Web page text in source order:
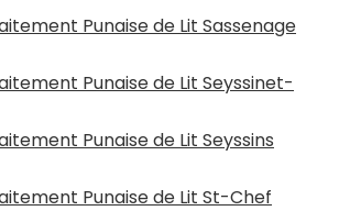
Punaise de Lit Sassenage
Punaise de Lit Seyssinet-
Punaise de Lit Seyssins
Punaise de Lit St-Chef